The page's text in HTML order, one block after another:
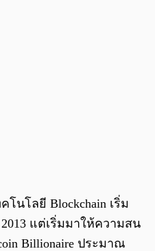
นโลยี Blockchain เริ่ม
แต่เริ่มมาให้ความสน
Billionaire ประมาณ